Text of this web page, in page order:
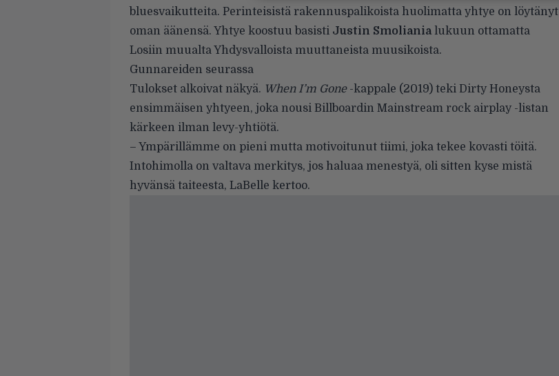
bluesvaikutteita. Perinteisistä rakennuspalikoista huolimatta yhtye on löytänyt
oman äänensä. Yhtye koostuu basisti Justin Smolianialukuun ottamatta
Losiin muualta Yhdysvalloista muuttaneista muusikoista.
Gunnareiden seurassa
Tulokset alkoivat näkyä. When I’m Gone -kappale (2019) teki Dirty Honeysta
ensimmäisen yhtyeen, joka nousi Billboardin Mainstream rock airplay -listan
kärkeen ilman levy-yhtiötä.
– Ympärillämme on pieni mutta motivoitunut tiimi, joka tekee kovasti töitä.
Intohimolla on valtava merkitys, jos haluaa menestyä, oli sitten kyse mistä
hyvänsä taiteesta, LaBelle kertoo.